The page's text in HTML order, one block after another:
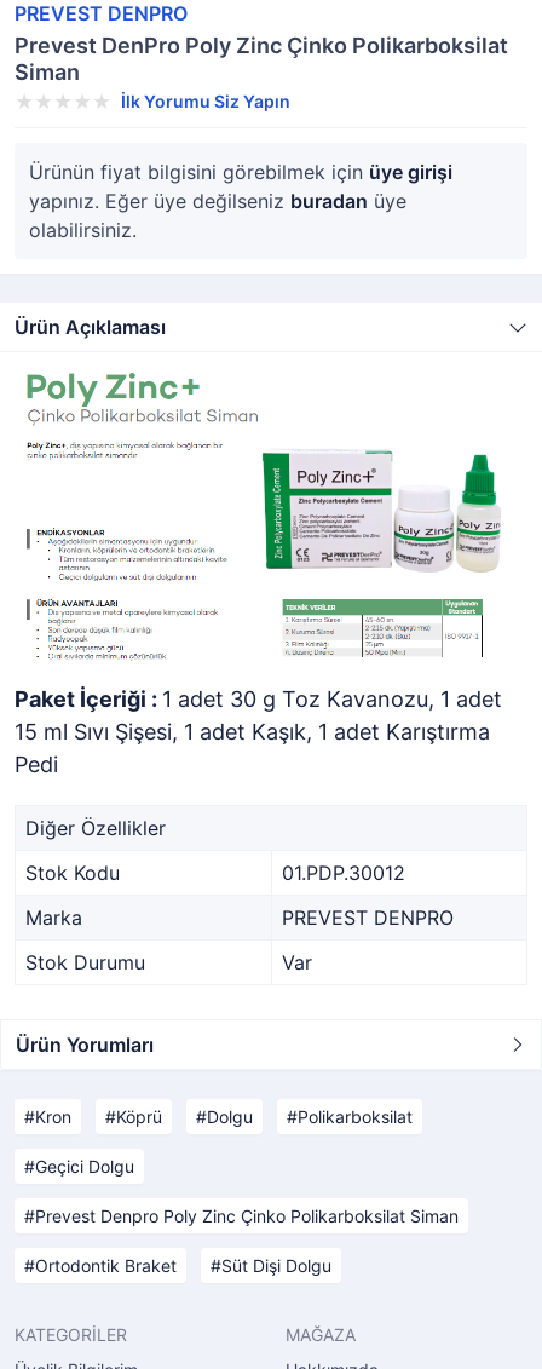
PREVEST DENPRO
Prevest DenPro Poly Zinc Çinko Polikarboksilat
Siman
İlk Yorumu Siz Yapın
Ürünün fiyat bilgisini görebilmek için üye girişi
yapınız. Eğer üye değilseniz buradan üye
olabilirsiniz.
Ürün Açıklaması
Paket İçeriği : 1 adet 30 g Toz Kavanozu, 1 adet
15 ml Sıvı Şişesi, 1 adet Kaşık, 1 adet Karıştırma
Pedi
Diğer Özellikler
Stok Kodu
01.PDP.30012
Marka
PREVEST DENPRO
Stok Durumu
Var
Ürün Yorumları
Kron Köprü Dolgu Polikarboksilat
Geçici Dolgu
Prevest Denpro Poly Zinc Çinko Polikarboksilat Siman
Ortodontik Braket Süt Dişi Dolgu
KATEGORİLER
MAĞAZA